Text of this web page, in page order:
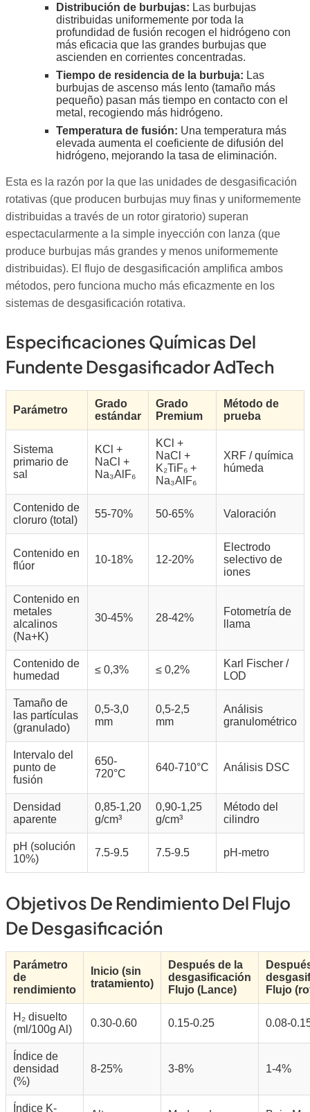
Distribución de burbujas: Las burbujas
distribuidas uniformemente por toda la
profundidad de fusión recogen el hidrógeno con
más eficacia que las grandes burbujas que
ascienden en corrientes concentradas.
Tiempo de residencia de la burbuja: Las
burbujas de ascenso más lento (tamaño más
pequeño) pasan más tiempo en contacto con el
metal, recogiendo más hidrógeno.
Temperatura de fusión: Una temperatura más
elevada aumenta el coeficiente de difusión del
hidrógeno, mejorando la tasa de eliminación.
Esta es la razón por la que las unidades de desgasificación
rotativas (que producen burbujas muy finas y uniformemente
distribuidas a través de un rotor giratorio) superan
espectacularmente a la simple inyección con lanza (que
produce burbujas más grandes y menos uniformemente
distribuidas). El flujo de desgasificación amplifica ambos
métodos, pero funciona mucho más eficazmente en los
sistemas de desgasificación rotativa.
Especificaciones Químicas Del
Fundente Desgasificador AdTech
Parámetro
Grado
estándar
Grado
Premium
Método de
prueba
Sistema
primario de
sal
KCl +
NaCl +
Na₃AlF₆
KCl +
NaCl +
K₂TiF₆ +
Na₃AlF₆
XRF / química
húmeda
Contenido de
cloruro (total)
55-70% 50-65% Valoración
Contenido en
flúor
10-18% 12-20%
Electrodo
selectivo de
iones
Contenido en
metales
alcalinos
(Na+K)
30-45% 28-42%
Fotometría de
llama
Contenido de
humedad
≤ 0,3% ≤ 0,2%
Karl Fischer /
LOD
Tamaño de
las partículas
(granulado)
0,5-3,0
mm
0,5-2,5
mm
Análisis
granulométrico
Intervalo del
punto de
fusión
650-
720°C
640-710°C Análisis DSC
Densidad
aparente
0,85-1,20
g/cm³
0,90-1,25
g/cm³
Método del
cilindro
pH (solución
10%)
7.5-9.5 7.5-9.5 pH-metro
Objetivos De Rendimiento Del Flujo
De Desgasificación
Parámetro
de
rendimiento
Inicio (sin
tratamiento)
Después de la
desgasificación
Flujo (Lance)
Flujo
H₂ disuelto
(ml/100g Al)
0.30-0.60 0.15-0.25 0.08-
Índice de
densidad
(%)
8-25% 3-8% 1-4%
Índice K-